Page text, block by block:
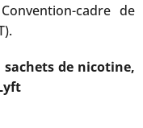
cadre de
sachets de nicotine,